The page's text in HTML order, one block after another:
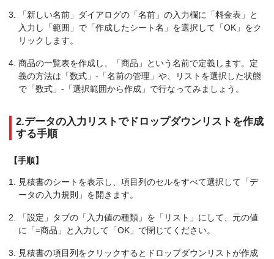
「新しい名前」ダイアログの「名前」の入力欄に「料金表」と
入力し「範囲」で「作成したシート名」を選択して「OK」をク
リックします。
商品の一覧表を作成し、「商品」という名前で定義します。定
義の方法は「数式」-「名前の管理」や、リストを選択した状態
で「数式」-「選択範囲から作成」で行なってみましょう。
2.データの入力リストでドロップダウンリストを作成
する手順
【手順】
見積書のシートを表示し、項目列のセルをすべて選択して「デ
ータの入力規則」を開きます。
「設定」タブの「入力値の種類」を「リスト」にして、元の値
に「=商品」と入力して「OK」で閉じてください。
見積書の項目列をクリックするとドロップダウンリストが作成